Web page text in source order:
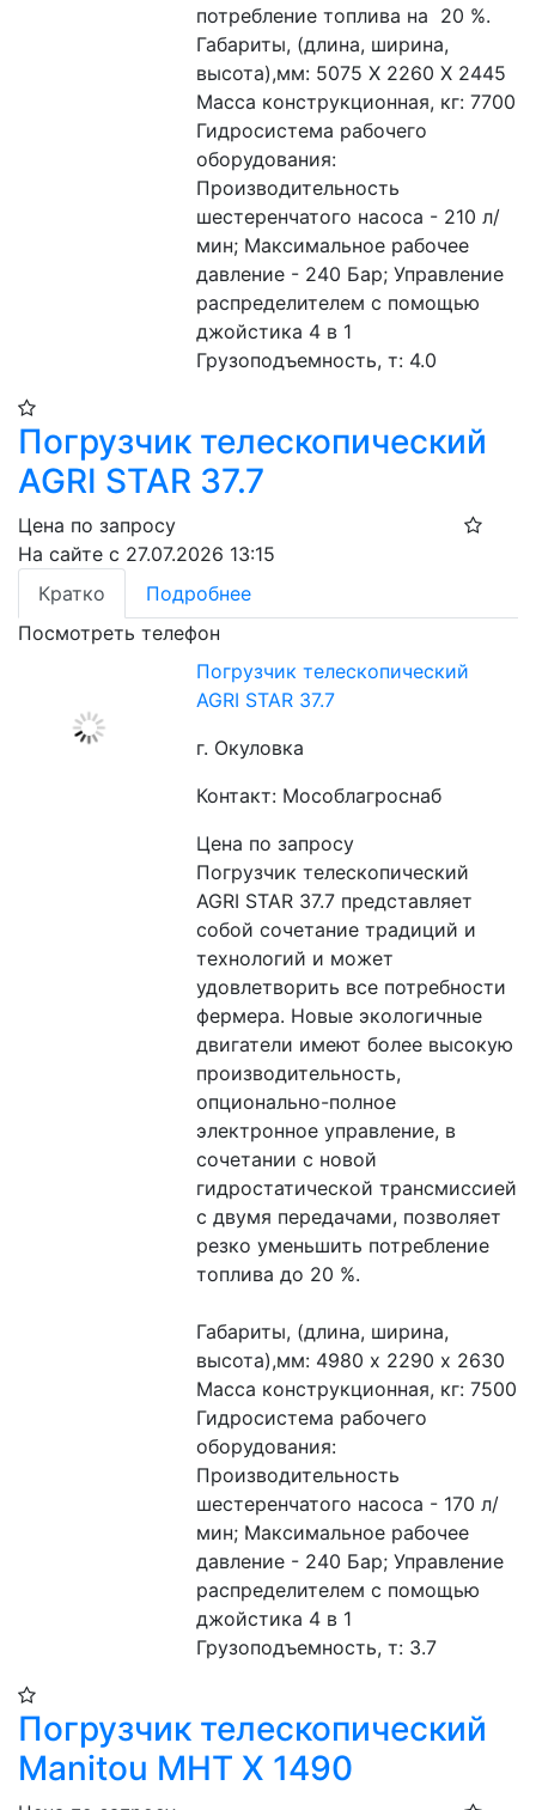
потребление топлива на  20 %.
Габариты, (длина, ширина,
высота),мм: 5075 Х 2260 Х 2445
Гидросистема рабочего
оборудования:
Производительность
шестеренчатого насоса - 210 л/
мин; Максимальное рабочее
давление - 240 Бар; Управление
распределителем с помощью
джойстика 4 в 1
Грузоподъемность, т: 4.0
Погрузчик телескопический
AGRI STAR 37.7
Цена по запросу
На сайте с 27.07.2026 13:15
Кратко
Подробнее
Посмотреть телефон
Погрузчик телескопический
AGRI STAR 37.7
г. Окуловка
Контакт: Мособлагроснаб
Цена по запросу
Погрузчик телескопический
AGRI STAR 37.7 представляет
собой сочетание традиций и
технологий и может
удовлетворить все потребности
фермера. Новые экологичные
двигатели имеют более высокую
производительность,
опционально-полное
электронное управление, в
сочетании с новой
гидростатической трансмиссией
с двумя передачами, позволяет
резко уменьшить потребление
топлива до 20 %.
Габариты, (длина, ширина,
высота),мм: 4980 х 2290 х 2630
Гидросистема рабочего
оборудования:
Производительность
шестеренчатого насоса - 170 л/
мин; Максимальное рабочее
давление - 240 Бар; Управление
распределителем с помощью
джойстика 4 в 1
Грузоподъемность, т: 3.7
Погрузчик телескопический
Manitou MHT X 1490